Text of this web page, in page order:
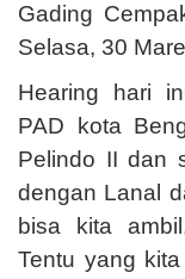
Gading
Selasa, 30
Hearing hari
PAD kota
Pelindo II dan
dengan Lanal
bisa kita
Tentu yang